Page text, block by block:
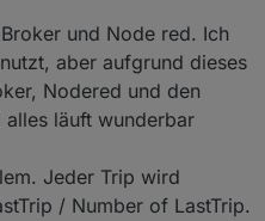
und Node red. Ich
aber aufgrund dieses
Nodered und den
alles läuft wunderbar
Jeder Trip wird
/ Number of LastTrip.